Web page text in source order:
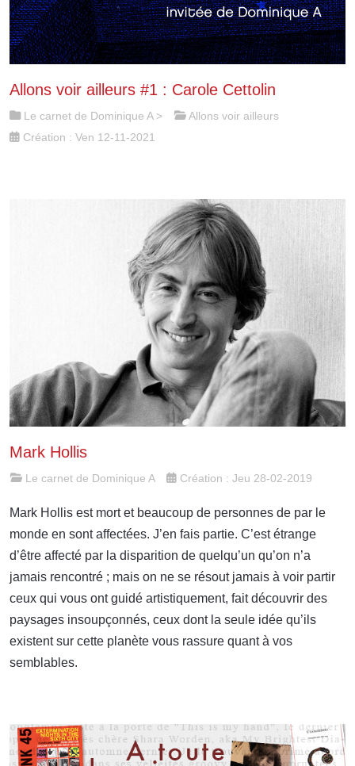
Allons voir ailleurs #1 : Carole Cettolin
Le carnet de Dominique A>
Allons voir ailleurs
Création : Ven 12-11-2021
Mark Hollis
Le carnet de Dominique A Création : Jeu 28-02-2019
Mark Hollis est mort et beaucoup de personnes de par le
monde en sont affectées. J’en fais partie. C’est étrange
d’être affecté par la disparition de quelqu’un qu’on n’a
jamais rencontré ; mais on ne se résout jamais à voir partir
ceux qui vous ont guidé artistiquement, fait découvrir des
paysages insoupçonnés, ceux dont la seule idée qu’ils
existent sur cette planète vous rassure quant à vos
semblables.